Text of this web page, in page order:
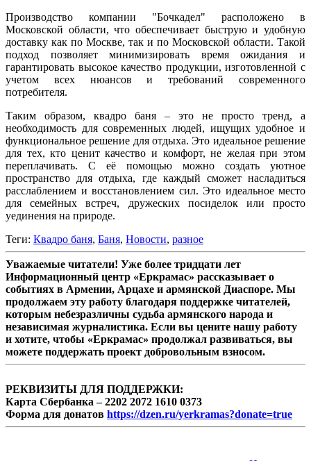
Производство компании "Бочкадел" расположено в
Московской области, что обеспечивает быструю и удобную
доставку как по Москве, так и по Московской области. Такой
подход позволяет минимизировать время ожидания и
гарантировать высокое качество продукции, изготовленной с
учетом всех нюансов и требований современного
потребителя.
Таким образом, квадро баня – это не просто тренд, а
необходимость для современных людей, ищущих удобное и
функциональное решение для отдыха. Это идеальное решение
для тех, кто ценит качество и комфорт, не желая при этом
переплачивать. С её помощью можно создать уютное
пространство для отдыха, где каждый сможет насладиться
расслаблением и восстановлением сил. Это идеальное место
для семейных встреч, дружеских посиделок или просто
уединения на природе.
Теги: Квадро баня, Баня, Новости, разное
Уважаемые читатели! Уже более тридцати лет
Информационный центр «Еркрамас» рассказывает о
событиях в Армении, Арцахе и армянской Диаспоре. Мы
продолжаем эту работу благодаря поддержке читателей,
которым небезразличны судьба армянского народа и
независимая журналистика. Если вы цените нашу работу
и хотите, чтобы «Еркрамас» продолжал развиваться, вы
можете поддержать проект добровольным взносом.
РЕКВИЗИТЫ ДЛЯ ПОДДЕРЖКИ:
Карта Сбербанка – 2202 2072 1610 0373
Форма для донатов https://dzen.ru/yerkramas?donate=true